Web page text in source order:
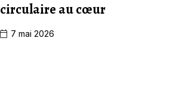
circulaire au cœur
7 mai 2026